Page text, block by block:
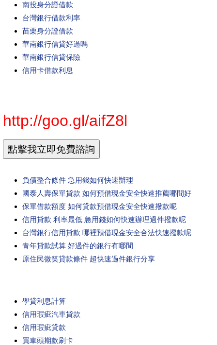
南投身分證借款
台灣銀行借款利率
苗栗身分證借款
華南銀行信貸好過嗎
華南銀行信貸保險
信用卡借款利息
http://goo.gl/aifZ8l
負債整合條件 急用錢如何快速辦理
國泰人壽保單貸款 如何預借現金安全快速推薦哪間好
保單借款額度 如何貸款預借現金安全快速撥款呢
信用貸款 利率最低 急用錢如何快速辦理過件撥款呢
台灣銀行信用貸款 哪裡預借現金安全合法快速撥款呢
青年貸款試算 好過件的銀行有哪間
原住民微笑貸款條件 超快速過件銀行分享
學貸利息計算
信用瑕疵汽車貸款
信用瑕疵貸款
買車頭期款刷卡